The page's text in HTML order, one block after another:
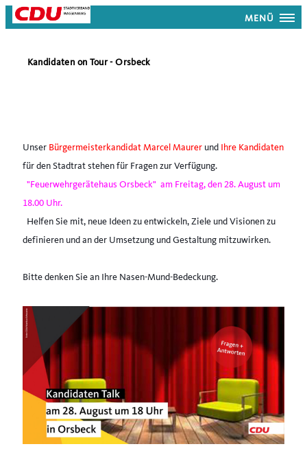
MENÜ
Kandidaten on Tour - Orsbeck
Unser Bürgermeisterkandidat Marcel Maurer und Ihre Kandidaten
für den Stadtrat stehen für Fragen zur Verfügung.
"Feuerwehrgerätehaus Orsbeck"  am Freitag, den 28. August um
18.00 Uhr.
definieren und an der Umsetzung und Gestaltung mitzuwirken.
Bitte denken Sie an Ihre Nasen-Mund-Bedeckung.